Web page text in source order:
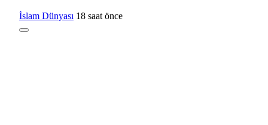
İslam Dünyası 18 saat önce